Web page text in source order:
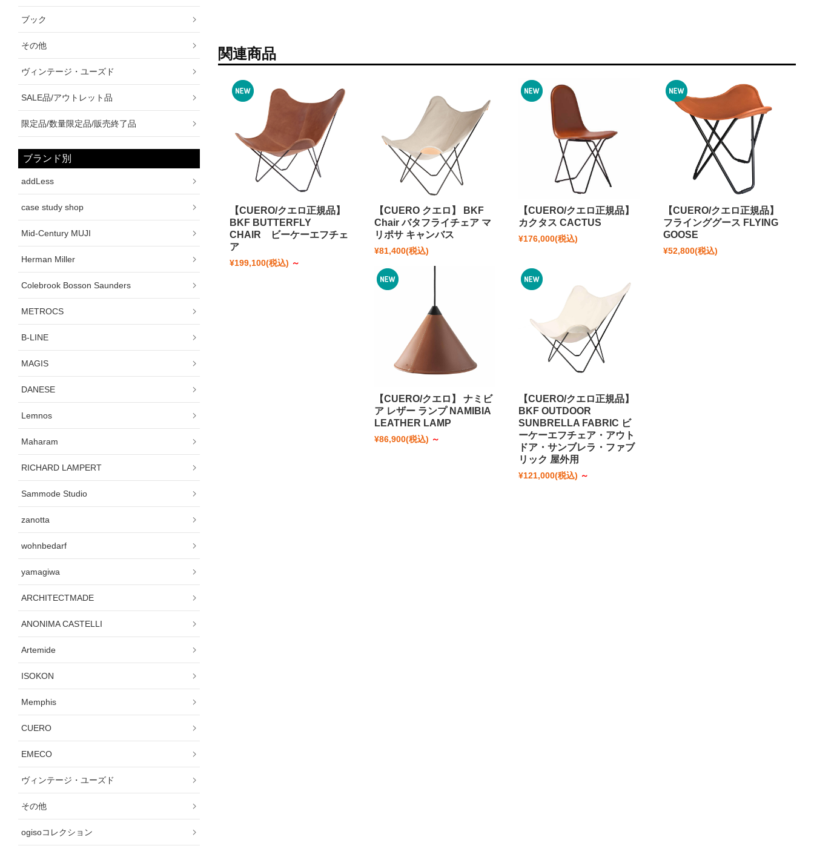
関連商品
【CUERO/クエロ正規品】
BKF BUTTERFLY
CHAIR ビーケーエフチェ
ア
¥199,100(税込) ～
【CUERO クエロ】 BKF
Chair バタフライチェア マ
リポサ キャンバス
¥81,400(税込)
【CUERO/クエロ正規品】
カクタス CACTUS
¥176,000(税込)
【CUERO/クエロ正規品】
フラインググース FLYING
GOOSE
¥52,800(税込)
【CUERO/クエロ】 ナミビ
ア レザー ランプ NAMIBIA
LEATHER LAMP
¥86,900(税込) ～
【CUERO/クエロ正規品】
BKF OUTDOOR
SUNBRELLA FABRIC ビ
ーケーエフチェア・アウト
ドア・サンブレラ・ファブ
リック 屋外用
¥121,000(税込) ～
ブック
その他
ヴィンテージ・ユーズド
SALE品/アウトレット品
限定品/数量限定品/販売終了品
ブランド別
addLess
case study shop
Mid-Century MUJI
Herman Miller
Colebrook Bosson Saunders
METROCS
B-LINE
MAGIS
DANESE
Lemnos
Maharam
RICHARD LAMPERT
Sammode Studio
zanotta
wohnbedarf
yamagiwa
ARCHITECTMADE
ANONIMA CASTELLI
Artemide
ISOKON
Memphis
CUERO
EMECO
ヴィンテージ・ユーズド
その他
ogisoコレクション